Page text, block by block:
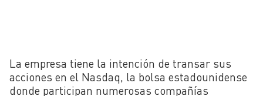
La empresa tiene la intención de transar sus
acciones en el Nasdaq, la bolsa estadounidense
donde participan numerosas compañías